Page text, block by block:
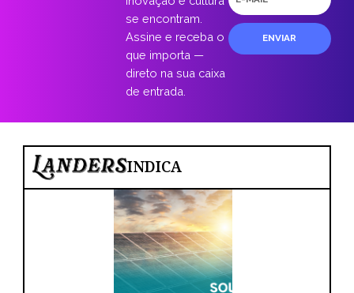
se encontram.
Assine e receba o
que importa —
direto na sua caixa
de entrada.
mail
ENVIAR
INDICA